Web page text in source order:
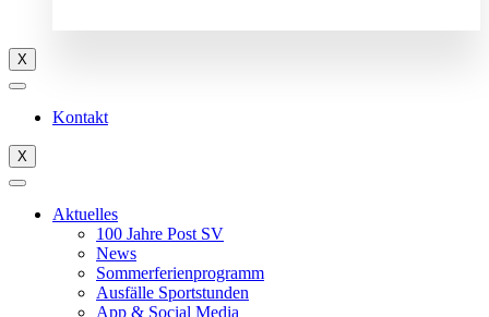
X
Kontakt
X
Aktuelles
100 Jahre Post SV
News
Sommerferienprogramm
Ausfälle Sportstunden
App & Social Media